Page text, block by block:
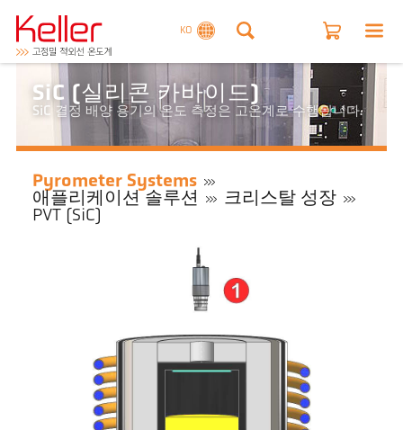
KO
SiC (실리콘 카바이드)
SiC 결정 배양 용기의 온도 측정은 고온계로 수행됩니다.
Pyrometer Systems
애플리케이션 솔루션
크리스탈 성장
PVT (SiC)